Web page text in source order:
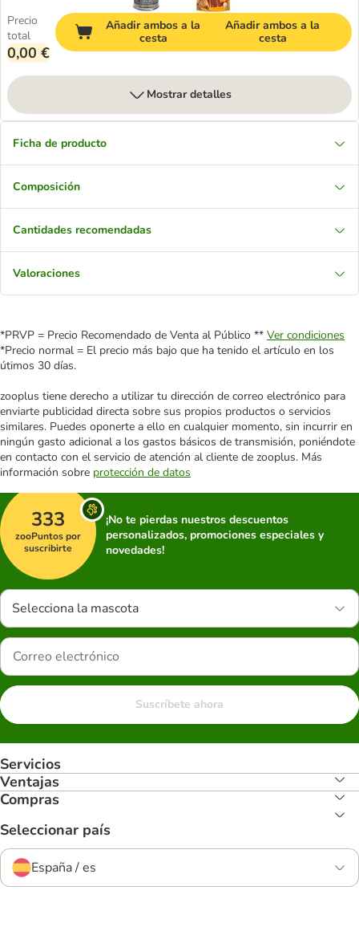
Precio
total
0,00 €
Añadir ambos a la
cesta
Añadir ambos a la
cesta
Mostrar detalles
Ficha de producto
Composición
Cantidades recomendadas
Valoraciones
*PRVP = Precio Recomendado de Venta al Público ** Ver condiciones
*Precio normal = El precio más bajo que ha tenido el artículo en los
útimos 30 días.
zooplus tiene derecho a utilizar tu dirección de correo electrónico para
enviarte publicidad directa sobre sus propios productos o servicios
similares. Puedes oponerte a ello en cualquier momento, sin incurrir en
ningún gasto adicional a los gastos básicos de transmisión, poniéndote
en contacto con el servicio de atención al cliente de zooplus. Más
información sobre protección de datos
333
zooPuntos por
suscribirte
¡No te pierdas nuestros descuentos
personalizados, promociones especiales y
novedades!
Selecciona la mascota
Suscríbete ahora
Servicios
Ventajas
Compras
Seleccionar país
España / es